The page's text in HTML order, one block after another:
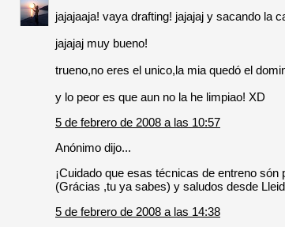
jajajaaja! vaya drafting! jajajaj y sacando la
jajajaj muy bueno!
trueno,no eres el unico,la mia quedó el
y lo peor es que aun no la he limpiao! XD
5 de febrero de 2008 a las 10:57
Anónimo dijo...
¡Cuidado que esas técnicas de entreno
(Grácias ,tu ya sabes) y saludos desde
5 de febrero de 2008 a las 14:38